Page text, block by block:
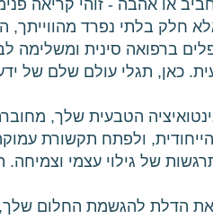
או אהבה - זוהי קריאה
חלק בלתי נפרד מהווייתך,
ברפואה סינית ומשלימה
כאן, תגלי עולם שלם של
הטבעית שלך,
ולפתח תקשורת
של גילוי עצמי
הדלת להגשמת החלום שלך,